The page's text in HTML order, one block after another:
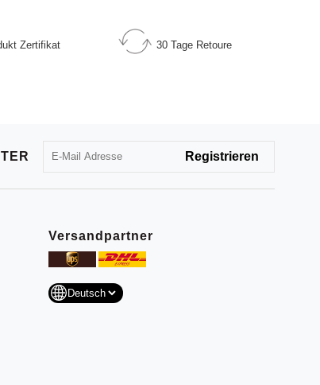
Zertifikat 30 Tage Retoure
Versandpartner